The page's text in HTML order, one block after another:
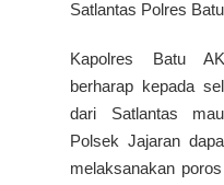
Satlantas Polres
Kapolres Batu
berharap kepada
dari Satlantas
Polsek Jajaran
melaksanakan